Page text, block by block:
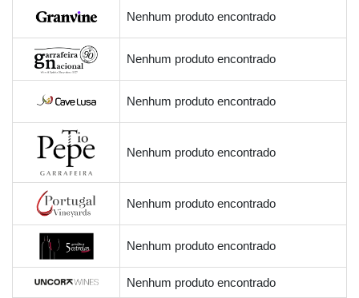
Nenhum produto encontrado
Nenhum produto encontrado
Nenhum produto encontrado
Nenhum produto encontrado
Nenhum produto encontrado
Nenhum produto encontrado
Nenhum produto encontrado